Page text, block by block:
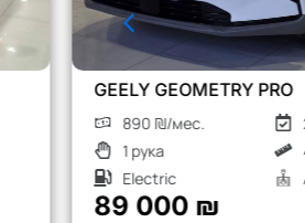
CHERY TIGGO 8 PRO
1260 ₪/мес.
1 рука
Турбо бензин
126 000 ₪